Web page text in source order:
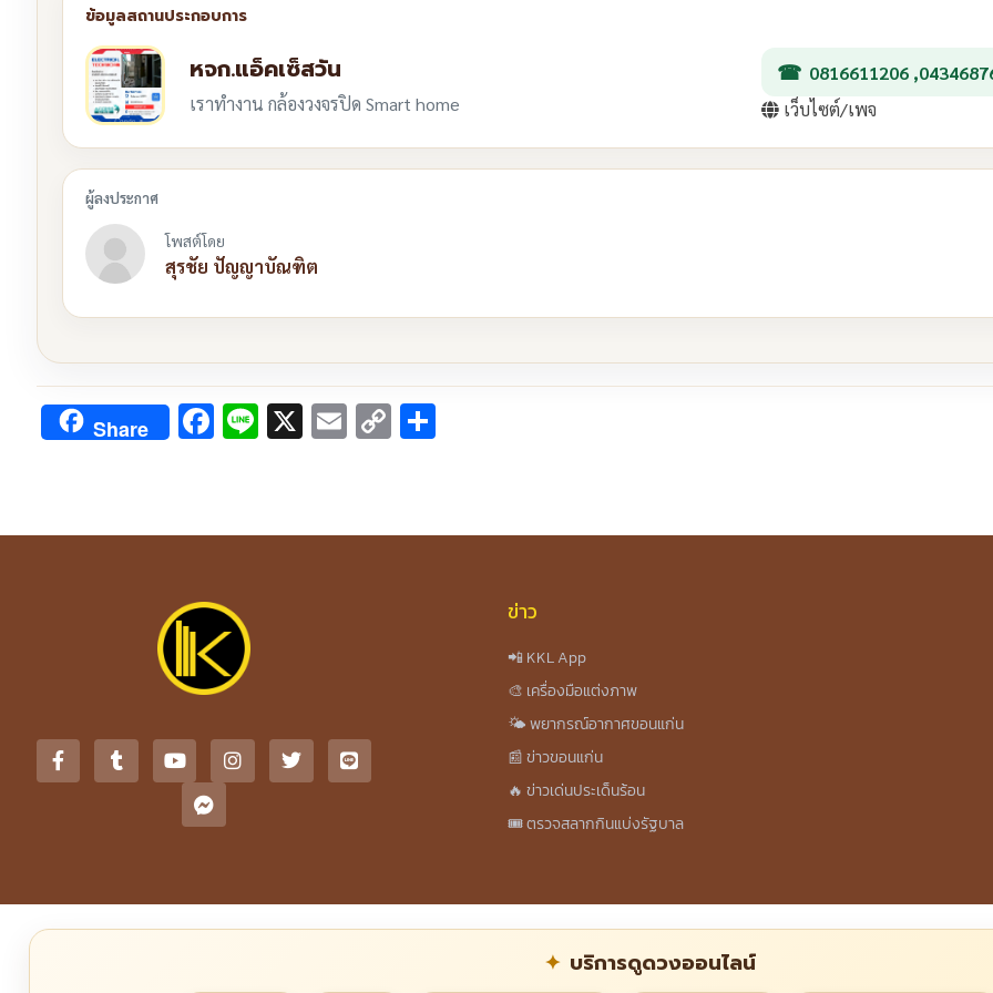
หจก.แอ็คเซ็สวัน
เราทำงาน กล้องวงจรปิด Smart home
0816611206
เว็บไซต์/เพจ
โพสต์โดย
สุรชัย ปัญญาบัณฑิต
Share Facebook
Line
X Email
Copy
ข่าว
📲 KKL App
🎨 เครื่องมือแต่งภาพ
🌤️ พยากรณ์อากาศขอนแก่น
📰 ข่าวขอนแก่น
🔥 ข่าวเด่นประเด็นร้อน
🎟️ ตรวจสลากกินแบ่งรัฐบาล
บริการดูดวงออนไลน์